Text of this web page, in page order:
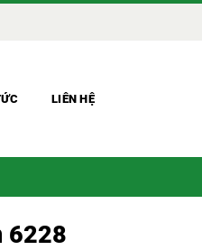
LIÊN HỆ
6228